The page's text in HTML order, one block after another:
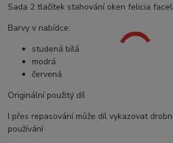
Sada 2 tlačítek stahování oken felicia
Barvy v nabídce:
studená bílá
modrá
červená
Originální použitý díl
I přes repasování může díl vykazovat
používání